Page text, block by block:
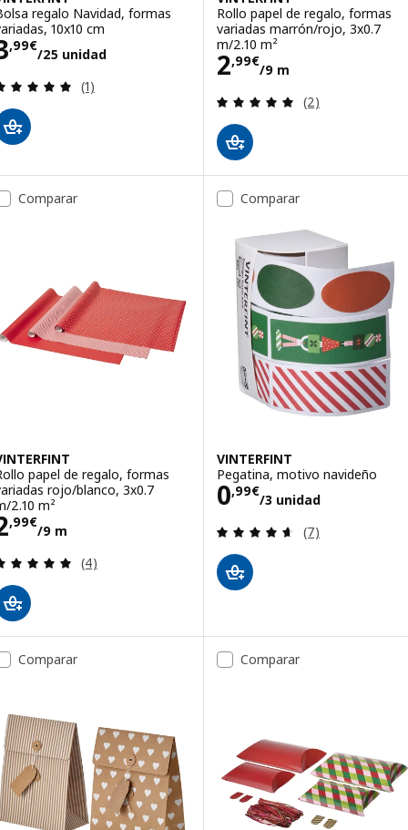
regalo Navidad, formas
10x10 cm
,99€
/25 unidad3,99€/25 unidad
Revisa: 5 de 5 estrellas. Total opiniones:
(1)
Rollo papel de regalo, formas
variadas marrón/rojo, 3x0.7
m/2.10 m²
2,99€
/9 m
Precio 2,99€/9
Revisa: 5 de 5
(2)
Comparar
papel de regalo, formas
rojo/blanco, 3x0.7
2.10 m²
,99€
/9 m 2,99€/9 m
Revisa: 5 de 5 estrellas. Total opiniones:
(4)
Comparar
VINTERFINT
Pegatina, motivo navideño
0,99€
/3 unidad
Precio 0,99€/3
Revisa: 4.6 de
(7)
Comparar Comparar